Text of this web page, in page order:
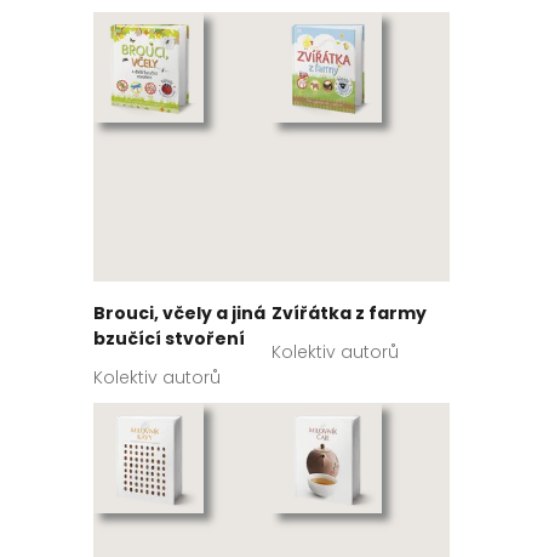
Brouci, včely a jiná
bzučící stvoření
Kolektiv autorů
Zvířátka z farmy
Kolektiv autorů